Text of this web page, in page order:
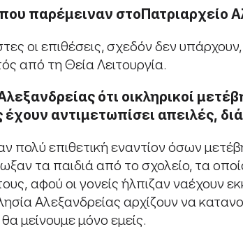
που παρέμειναν στοΠατριαρχείο
οι επιθέσεις, σχεδόν δεν
από τη Θεία Λειτουργία.
ότι οικληρικοί
έχουν αντιμετωπίσει απειλές,
πολύ επιθετική εναντίον όσων
τα παιδιά από το σχολείο, τα
αφού οι γονείς ήλπιζαν ναέχουν
Αλεξανδρείας αρχίζουν να
μείνουμε μόνο εμείς.